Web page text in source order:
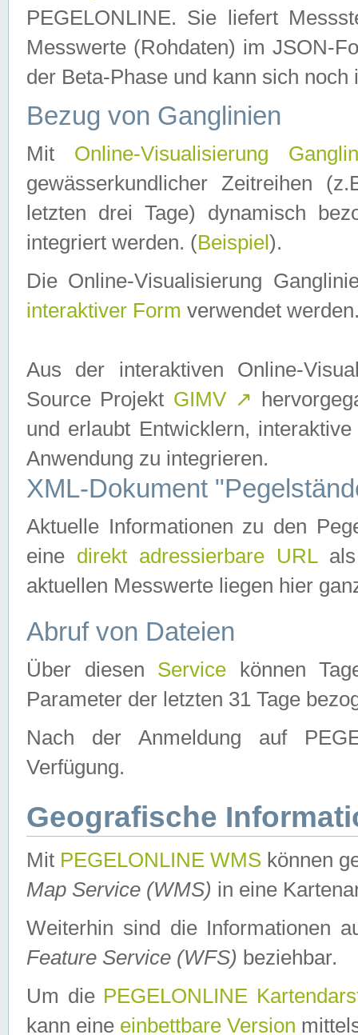
PEGELONLINE. Sie liefert
Messwerte (Rohdaten) im JSON-
der Beta-Phase und kann sich noch
Bezug von Ganglinien
Mit Online-Visualisierung
gewässerkundlicher Zeitreihen
letzten drei Tage) dynamisch
integriert werden. (Beispiel ).
Die Online-Visualisierung
interaktiver Form verwendet
Aus der interaktiven Online-
Source Projekt GIMV ↗
und erlaubt Entwicklern,
Anwendung zu integrieren.
XML-Dokument
Aktuelle Informationen zu den
eine direkt adressierbare URLals
aktuellen Messwerte liegen hier
Abruf von Dateien
Über diesen Service können
Parameter der letzten 31 Tage
Nach der Anmeldung auf
Verfügung.
Geografische
Mit PEGELONLINE WMS können
Map Service (WMS) in eine
Weiterhin sind die Informationen
Feature Service (WFS) beziehbar.
Um die PEGELONLINE
kann eine einbettbare Version